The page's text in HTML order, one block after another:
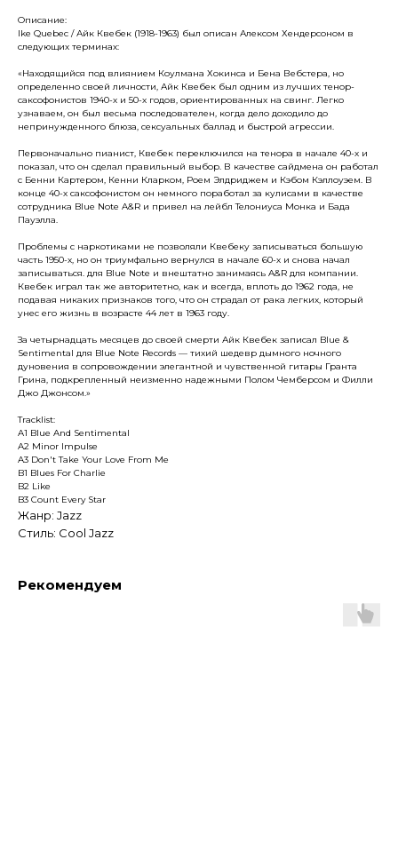
Описание:
Ike Quebec / Айк Квебек (1918-1963) был описан Алексом Хендерсоном в
следующих терминах:
«Находящийся под влиянием Коулмана Хокинса и Бена Вебстера, но
определенно своей личности, Айк Квебек был одним из лучших тенор-
саксофонистов 1940-х и 50-х годов, ориентированных на свинг. Легко
узнаваем, он был весьма последователен, когда дело доходило до
непринужденного блюза, сексуальных баллад и быстрой агрессии.
Первоначально пианист, Квебек переключился на тенора в начале 40-х и
показал, что он сделал правильный выбор. В качестве сайдмена он работал
с Бенни Картером, Кенни Кларком, Роем Элдриджем и Кэбом Кэллоуэем. В
конце 40-х саксофонистом он немного поработал за кулисами в качестве
сотрудника Blue Note A&R и привел на лейбл Телониуса Монка и Бада
Пауэлла.
Проблемы с наркотиками не позволяли Квебеку записываться большую
часть 1950-х, но он триумфально вернулся в начале 60-х и снова начал
записываться. для Blue Note и внештатно занимаясь A&R для компании.
Квебек играл так же авторитетно, как и всегда, вплоть до 1962 года, не
подавая никаких признаков того, что он страдал от рака легких, который
унес его жизнь в возрасте 44 лет в 1963 году.
За четырнадцать месяцев до своей смерти Айк Квебек записал Blue &
Sentimental для Blue Note Records — тихий шедевр дымного ночного
дуновения в сопровождении элегантной и чувственной гитары Гранта
Грина, подкрепленный неизменно надежными Полом Чемберсом и Филли
Джо Джонсом.»
Tracklist:
A1 Blue And Sentimental
A2 Minor Impulse
A3 Don't Take Your Love From Me
B1 Blues For Charlie
B2 Like
B3 Count Every Star
Жанр: Jazz
Стиль: Cool Jazz
Рекомендуем